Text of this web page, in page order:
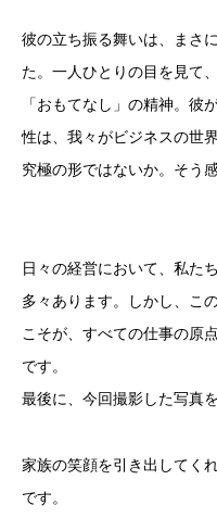
彼の立ち振る舞いは、まさ
た。一人ひとりの目を見て
「おもてなし」の精神。彼
性は、我々がビジネスの世
究極の形ではないか。そう
日々の経営において、私た
多々あります。しかし、こ
こそが、すべての仕事の原
です。
最後に、今回撮影した写真
家族の笑顔を引き出してく
です。